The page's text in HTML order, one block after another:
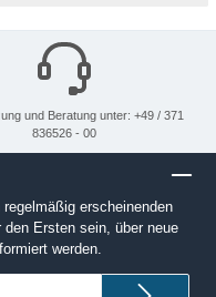
und Beratung unter: +49 / 371
836526 - 00
erscheinenden
Ersten sein, über neue
werden.